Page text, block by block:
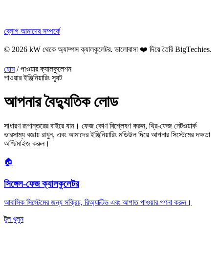
ব্লোগ আমাদের সম্পর্কে
© 2026 kW থেকে অ্যাম্পস ক্যালকুলেটর. ভালোবাসা ❤️ দিয়ে তৈরিBigTechies.
হোম / পাওয়ার ক্যালকুলেশন
পাওয়ার ইঞ্জিনিয়ারিং স্যুট
আপনারবৈদ্যুতিকলোড
সাধারণ রূপান্তরের বাইরে যান। ফেজ কোণ বিশ্লেষণ করুন, থ্রি-ফেজ নেটওয়ার্ক
ভারসাম্য বজায় রাখুন, এবং আমাদের ইঞ্জিনিয়ারিং মডিউল দিয়ে আপনার সিস্টেমের দক্ষতা
অপ্টিমাইজ করুন।
🏠
সিঙ্গেল-ফেজ ক্যালকুলেটর
আবাসিক সিস্টেমের জন্য সক্রিয়, রিঅ্যাক্টিভ এবং আপাত পাওয়ার গণনা করুন।
টুল খুলুন